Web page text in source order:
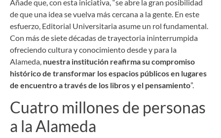
Añade que, con esta iniciativa, “se abre la gran posibilidad
de que una idea se vuelva más cercana a la gente. En este
esfuerzo, Editorial Universitaria asume un rol fundamental.
Con más de siete décadas de trayectoria ininterrumpida
ofreciendo cultura y conocimiento desde y para la
Alameda, nuestra institución reafirma su compromiso
histórico de transformar los espacios públicos en lugares
de encuentro a través de los libros y el pensamiento”.
Cuatro millones de personas
a la Alameda